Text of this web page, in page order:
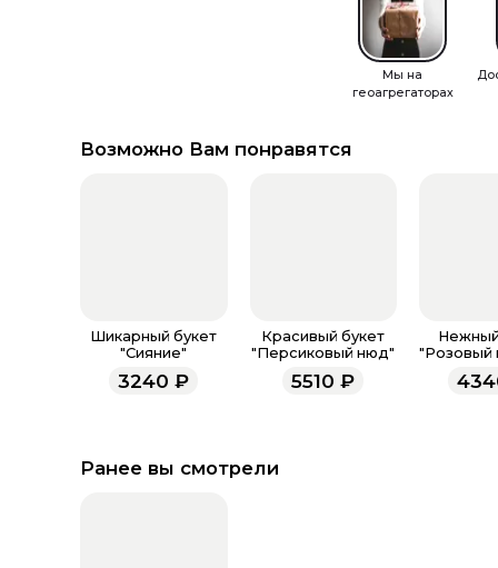
Мы на
геоагрегаторах
Возможно Вам понравятся
Шикарный букет
"Сияние"
3240 ₽
Красивый букет
"Персиковый нюд"
5510 ₽
"Розовый
Ранее вы смотрели